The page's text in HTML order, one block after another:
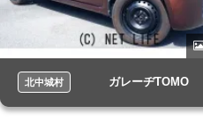
北中城村 ガレーヂTOMO